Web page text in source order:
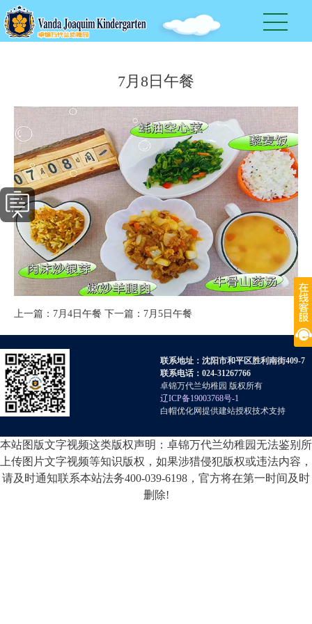
7月8日午餐
上一篇： 7月4日午餐 下一篇： 7月5日午餐
联系地址：沈阳市和平区胜利南街409-7
联系电话：024-31267766
卓锦万代兰幼稚园 版权所有
辽ICP备19003768号-1
白帽优化网提供建站授权技术支持
本站图版文字视频这类版权声明：卓锦万代兰幼稚园无法鉴别所
上传图片文字视频等知识版权，如果涉猎侵犯版权或违法内容，
请及时通知联系本站法务400-039-6198，官方将在第一时间及时
删除!